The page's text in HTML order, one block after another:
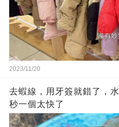
2023/11/20
去蝦線，用牙簽就錯了，
秒一個太快了